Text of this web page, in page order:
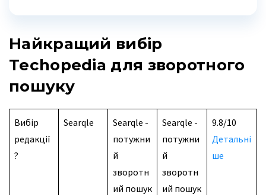
Найкращий вибір
Techopedia для зворотного
пошуку
Вибір
редакції
?
Searqle
Searqle -
потужни
й
зворотн
ий пошук
Searqle -
потужни
й
зворотн
ий пошук
9.8/10
Детальні
ше